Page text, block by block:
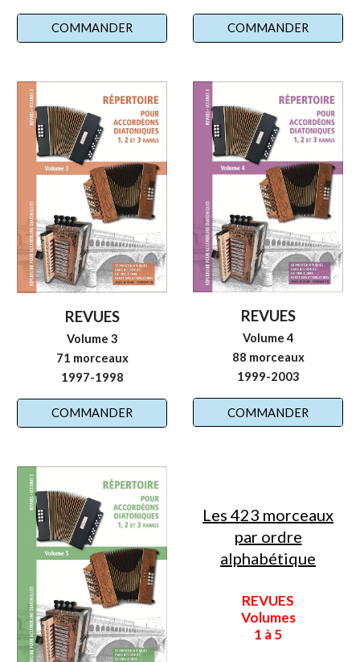
COMMANDER COMMANDER
REVUES
Volume 3
71 morceaux
1997-1998
COMMANDER
REVUES
Volume 4
88 morceaux
1999-2003
COMMANDER
Les 423 morceaux
par ordre
alphabétique
REVUES
Volumes
1 à 5